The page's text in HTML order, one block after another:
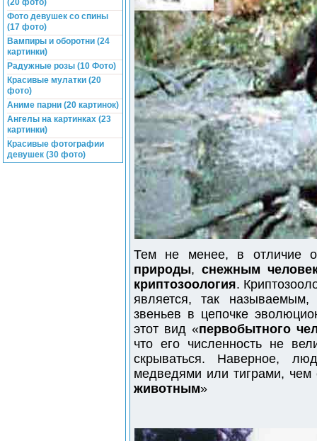
(20 фото)
Фото девушек со спины
(17 фото)
Вампиры и оборотни (24
картинки)
Радужные розы (10 Фото)
Красивые мулатки (20
фото)
Аниме парни (20 картинок)
Ангелы на картинках (23
картинки)
Красивые фотографии
девушек (30 фото)
Тем не менее, в отличие
природы,снежным
криптозоология.
является, так
звеньев в цепочке
этот вид «первобытного
что его численность не
скрываться. Наверное,
медведями или тиграми,
животным»